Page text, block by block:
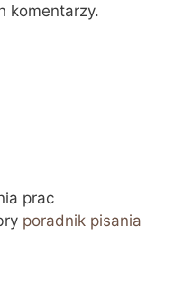
komentarzy.
prac
poradnik pisania